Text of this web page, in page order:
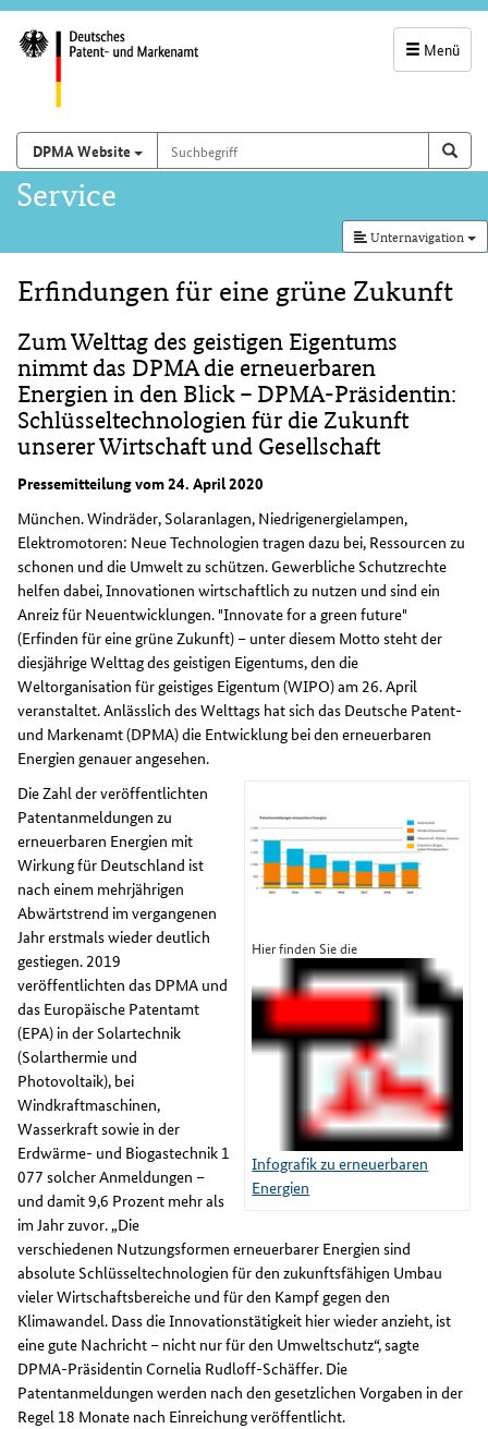
Menü
und
Suchfeld
Suchen auf
DPMA Website Suchbegriff
Hauptnavigation
Service
Unternavigation
Erfindungen für eine grüne Zukunft
Zum Welttag des geistigen Eigentums
nimmt das DPMA die erneuerbaren
Energien in den Blick – DPMA-Präsidentin:
Schlüsseltechnologien für die Zukunft
unserer Wirtschaft und Gesellschaft
Pressemitteilung vom 24. April 2020
München. Windräder, Solaranlagen, Niedrigenergielampen,
Elektromotoren: Neue Technologien tragen dazu bei, Ressourcen zu
schonen und die Umwelt zu schützen. Gewerbliche Schutzrechte
helfen dabei, Innovationen wirtschaftlich zu nutzen und sind ein
Anreiz für Neuentwicklungen. "Innovate for a green future"
(Erfinden für eine grüne Zukunft) – unter diesem Motto steht der
diesjährige Welttag des geistigen Eigentums, den die
Weltorganisation für geistiges Eigentum (WIPO) am 26. April
veranstaltet. Anlässlich des Welttags hat sich das Deutsche Patent-
und Markenamt (DPMA) die Entwicklung bei den erneuerbaren
Energien genauer angesehen.
Hier finden Sie die
Infografik zu erneuerbaren
Energien
Die Zahl der veröffentlichten
Patentanmeldungen zu
erneuerbaren Energien mit
Wirkung für Deutschland ist
nach einem mehrjährigen
Abwärtstrend im vergangenen
Jahr erstmals wieder deutlich
gestiegen. 2019
veröffentlichten das DPMA und
das Europäische Patentamt
(EPA) in der Solartechnik
(Solarthermie und
Photovoltaik), bei
Windkraftmaschinen,
Wasserkraft sowie in der
Erdwärme- und Biogastechnik 1
077 solcher Anmeldungen –
und damit 9,6 Prozent mehr als
im Jahr zuvor. „Die
verschiedenen Nutzungsformen erneuerbarer Energien sind
absolute Schlüsseltechnologien für den zukunftsfähigen Umbau
vieler Wirtschaftsbereiche und für den Kampf gegen den
Klimawandel. Dass die Innovationstätigkeit hier wieder anzieht, ist
eine gute Nachricht – nicht nur für den Umweltschutz“, sagte
DPMA-Präsidentin Cornelia Rudloff-Schäffer. Die
Patentanmeldungen werden nach den gesetzlichen Vorgaben in der
Regel 18 Monate nach Einreichung veröffentlicht.